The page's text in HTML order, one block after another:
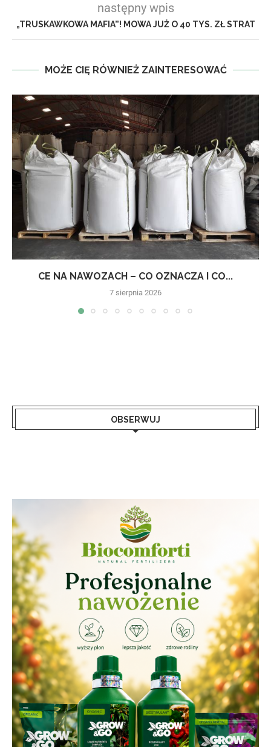
następny wpis
„TRUSKAWKOWA MAFIA”! MOWA JUŻ O 40 TYS. ZŁ STRAT
MOŻE CIĘ RÓWNIEŻ ZAINTERESOWAĆ
CE NA NAWOZACH – CO OZNACZA I CO...
7 sierpnia 2026
OBSERWUJ